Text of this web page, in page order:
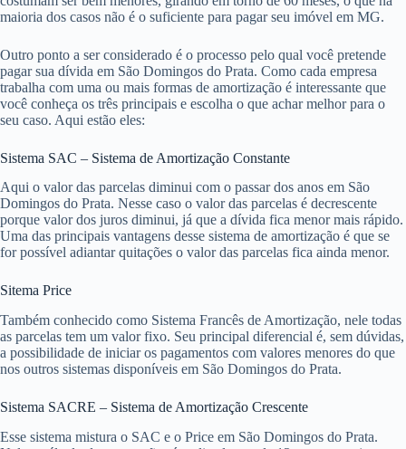
maioria dos casos não é o suficiente para pagar seu imóvel em MG.
Outro ponto a ser considerado é o processo pelo qual você pretende
pagar sua dívida em São Domingos do Prata. Como cada empresa
trabalha com uma ou mais formas de amortização é interessante que
você conheça os três principais e escolha o que achar melhor para o
seu caso. Aqui estão eles:
Sistema SAC – Sistema de Amortização Constante
Aqui o valor das parcelas diminui com o passar dos anos em São
Domingos do Prata. Nesse caso o valor das parcelas é decrescente
porque valor dos juros diminui, já que a dívida fica menor mais rápido.
Uma das principais vantagens desse sistema de amortização é que se
for possível adiantar quitações o valor das parcelas fica ainda menor.
Sitema Price
Também conhecido como Sistema Francês de Amortização, nele todas
as parcelas tem um valor fixo. Seu principal diferencial é, sem dúvidas,
a possibilidade de iniciar os pagamentos com valores menores do que
nos outros sistemas disponíveis em São Domingos do Prata.
Sistema SACRE – Sistema de Amortização Crescente
Esse sistema mistura o SAC e o Price em São Domingos do Prata.